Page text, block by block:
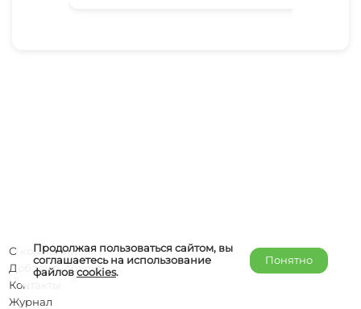
Продолжая пользоваться сайтом, вы
соглашаетесь на использование
файловcookies.
Понятно
О компании
Добавить объект
Контакты
Журнал